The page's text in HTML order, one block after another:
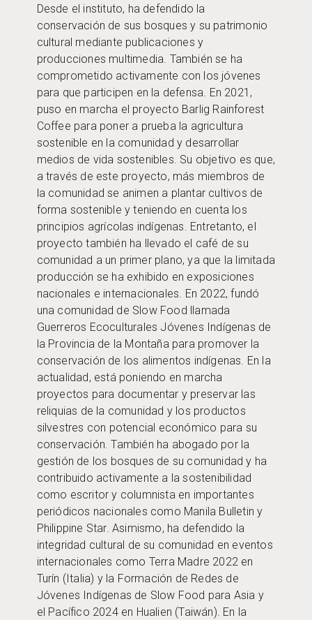
Desde el instituto, ha defendido la
conservación de sus bosques y su patrimonio
cultural mediante publicaciones y
producciones multimedia. También se ha
comprometido activamente con los jóvenes
para que participen en la defensa. En 2021,
puso en marcha el proyecto Barlig Rainforest
Coffee para poner a prueba la agricultura
sostenible en la comunidad y desarrollar
medios de vida sostenibles. Su objetivo es que,
a través de este proyecto, más miembros de
la comunidad se animen a plantar cultivos de
forma sostenible y teniendo en cuenta los
principios agrícolas indígenas. Entretanto, el
proyecto también ha llevado el café de su
comunidad a un primer plano, ya que la limitada
producción se ha exhibido en exposiciones
nacionales e internacionales. En 2022, fundó
una comunidad de Slow Food llamada
Guerreros Ecoculturales Jóvenes Indígenas de
la Provincia de la Montaña para promover la
conservación de los alimentos indígenas. En la
actualidad, está poniendo en marcha
proyectos para documentar y preservar las
reliquias de la comunidad y los productos
silvestres con potencial económico para su
conservación. También ha abogado por la
gestión de los bosques de su comunidad y ha
contribuido activamente a la sostenibilidad
como escritor y columnista en importantes
periódicos nacionales como Manila Bulletin y
Philippine Star. Asimismo, ha defendido la
integridad cultural de su comunidad en eventos
internacionales como Terra Madre 2022 en
Turín (Italia) y la Formación de Redes de
Jóvenes Indígenas de Slow Food para Asia y
el Pacífico 2024 en Hualien (Taiwán). En la